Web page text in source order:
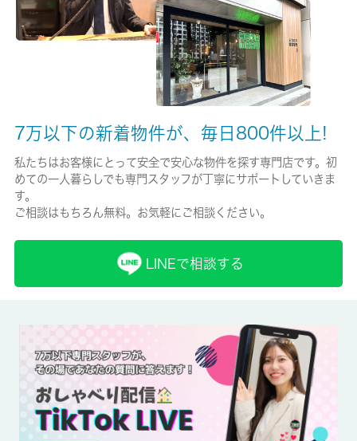
-/-
賃貸区分/契約期間
一般/2年
アコン・CATVなどが揃っており、とても充実しています。鍵が
かかる宅配ボックスに荷物を届けることで、外に置く置き配より
も安全に荷物を受け取ることができます。浴室とトイレが分かれ
ています。中野区で新たな生活を始めるなら、西武新宿線野方近
くはいかがでしょうか？住まい探しは、 城南コミュニティにお
任せ下さい。オートロック防犯カメラ付きマンション。
7万以下の新着物件が、毎日800件以上!
私たちはお客様にとって安全で安心な物件を探す専門店です。初
めての一人暮らしでも専門スタッフが丁寧にサポートしていきま
す。
ご相談はもちろん無料。お気軽にご相談ください。
LINEで相談する